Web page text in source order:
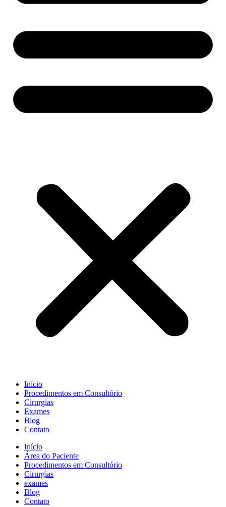
Início
Procedimentos em Consultório
Cirurgias
Exames
Blog
Contato
Início
Área do Paciente
Procedimentos em Consultório
Cirurgias
exames
Blog
Contato